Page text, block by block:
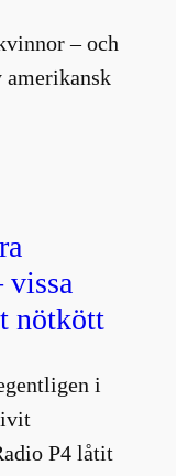
– och
nötkött
i
P4 låtit